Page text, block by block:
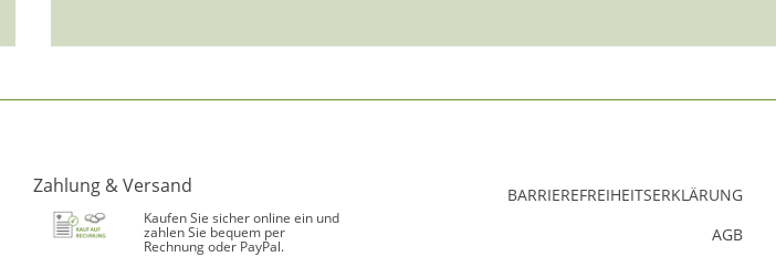
Zahlung & Versand
Kaufen Sie sicher online ein und
zahlen Sie bequem per
Rechnung oder PayPal.
BARRIEREFREIHEITSERKLÄRUNG
AGB